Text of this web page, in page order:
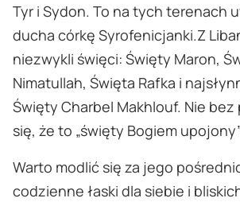
Tyr i Sydon. To na tych terenach
ducha córkę Syrofenicjanki.Z
niezwykli święci: Święty Maron,
Nimatullah, Święta Rafka i
Święty Charbel Makhlouf. Nie bez
się, że to „święty Bogiem
Warto modlić się za jego
codzienne łaski dla siebie i